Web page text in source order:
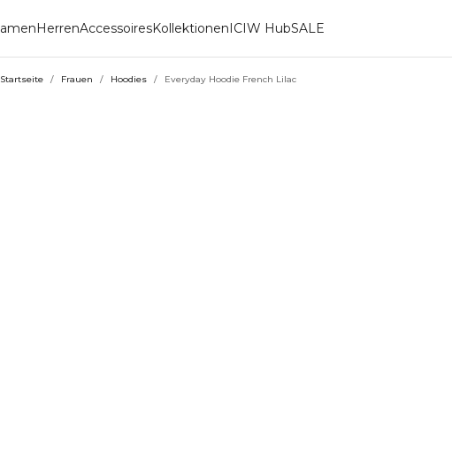
HerrenAccessoiresKollektionenICIW HubSALE
Startseite / Frauen / Hoodies / Everyday Hoodie French Lilac